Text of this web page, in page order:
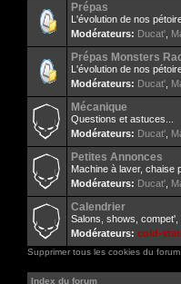
Prépas
L'évolution de nos
Modérateurs: Ducat'
Prépas Monsters
L'évolution de nos
Modérateurs: Ducat'
Mécanique
Questions et astuces...
Modérateurs: Ducat'
Petites Annonces
Machine à laver, chaise
Modérateurs: Ducat'
Calendrier
Salons, shows,
Modérateurs: cold-
Supprimer tous les cookies du forum
Index du forum